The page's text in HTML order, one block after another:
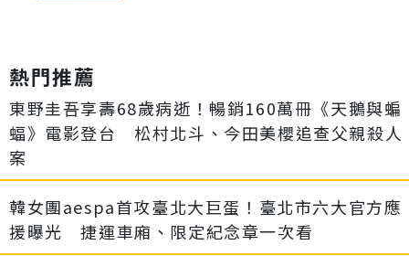
熱門推薦
東野圭吾享壽68歲病逝！暢銷160萬冊《天鵝與蝙
蝠》電影登台 松村北斗、今田美櫻追查父親殺人
案
韓女團aespa首攻臺北大巨蛋！臺北市六大官方應
援曝光 捷運車廂、限定紀念章一次看